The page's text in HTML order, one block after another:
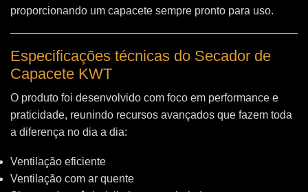
proporcionando um capacete sempre pronto para uso.
Especificações técnicas do Secador de
Capacete KWT
O produto foi desenvolvido com foco em performance e
praticidade, reunindo recursos avançados que fazem toda
a diferença no dia a dia:
Ventilação eficiente
Ventilação com ar quente